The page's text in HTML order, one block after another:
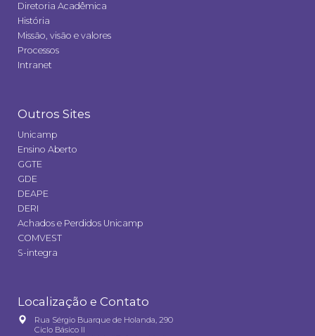
Diretoria Acadêmica
História
Missão, visão e valores
Processos
Intranet
Outros Sites
Unicamp
Ensino Aberto
GGTE
GDE
DEAPE
DERI
Achados e Perdidos Unicamp
COMVEST
S-integra
Localização e Contato
Rua Sérgio Buarque de Holanda, 290
Ciclo Básico II